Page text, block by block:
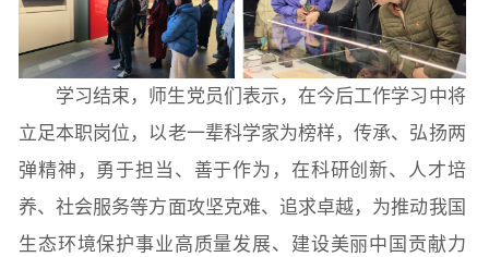
学习结束，师生党员们表示，在今后工作学习中将
立足本职岗位，以老一辈科学家为榜样，传承、弘扬两
弹精神，勇于担当、善于作为，在科研创新、人才培
养、社会服务等方面攻坚克难、追求卓越，为推动我国
生态环境保护事业高质量发展、建设美丽中国贡献力